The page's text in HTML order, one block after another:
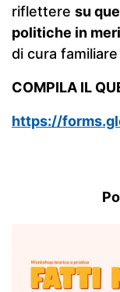
riflettere su
politiche in
di cura
COMPILA IL
https://